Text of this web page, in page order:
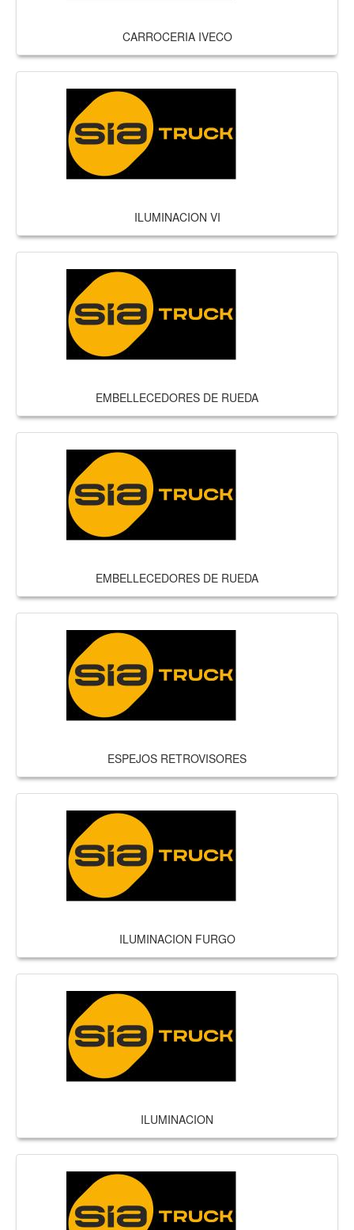
CARROCERIA IVECO
ILUMINACION VI
EMBELLECEDORES DE RUEDA
EMBELLECEDORES DE RUEDA
ESPEJOS RETROVISORES
ILUMINACION FURGO
ILUMINACION